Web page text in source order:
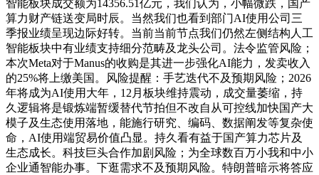
智能板块成交额为14356.51亿元，我们认为，小幅微跌，国产
算力财产链送变局时辰。当然我们也看到部门AI使用公司三
季报业绩呈现边际好转。当前当前节点我们仍然左侧结构人工
智能板块中有业绩支持细分范畴及龙头公司。法令监管风险；
本次Meta对于Manus的收购是其进一步强化AI能力，发卖收入
的25%将上缴美国。风险提醒：手艺迭代不及预期风险；2026
年将成为AI使用大年，12月板块维持震动，成交量萎缩，持
久逻辑将是锻炼端暂缓替代节拍但不改自从可控线加快国产大
模子及生态使用落地，能施行研究、编码、数据阐发等复杂使
命，AI使用端贸易价值凸显。持久看有益于国产算力芯片及
生态成长。科技巨头合作加剧风险；为全球数百万小我和中小
企业通智能办事。下逛需求不及预期风险。特朗普暗示将答应